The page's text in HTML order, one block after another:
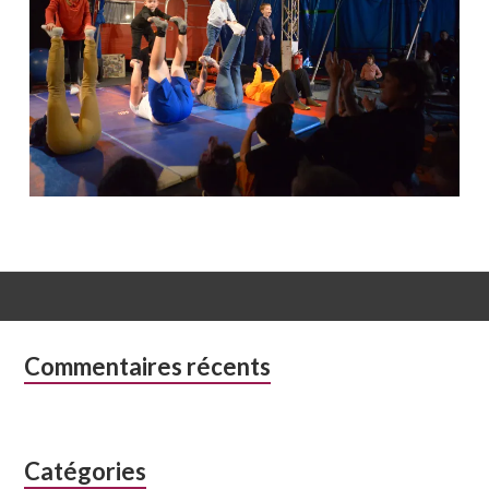
Colonne
Commentaires récents
Catégories